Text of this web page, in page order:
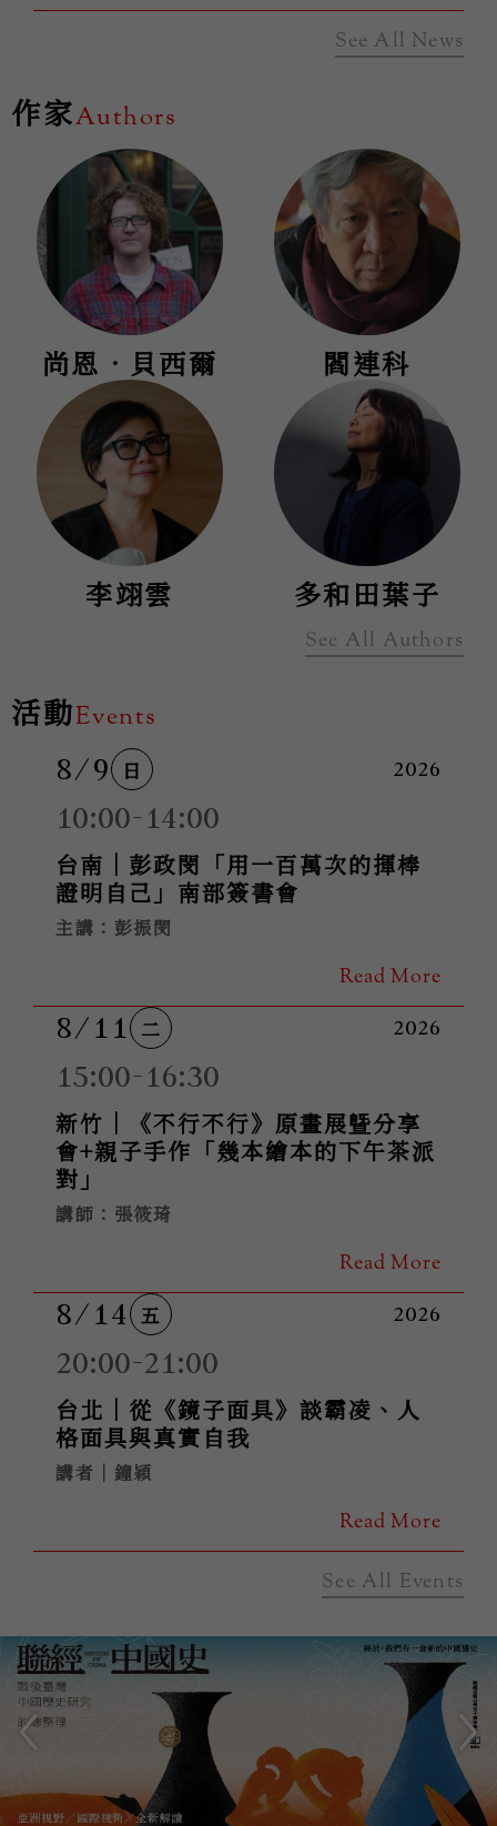
See All News
作家Authors
尚恩．貝西爾 閻連科
李翊雲 多和田葉子
See All Authors
活動Events
8/9 日 2026
10:00-14:00
台南｜彭政閔「用一百萬次的揮棒
證明自己」南部簽書會
主講：彭振閔
Read More
8/11 二 2026
15:00-16:30
新竹｜《不行不行》原畫展曁分享
會+親子手作「幾本繪本的下午茶派
對」
講師：張筱琦
Read More
8/14 五 2026
20:00-21:00
台北｜從《鏡子面具》談霸凌、人
格面具與真實自我
講者｜鐘穎
Read More
See All Events